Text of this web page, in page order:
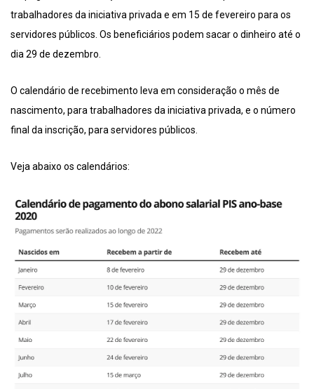
trabalhadores da iniciativa privada e em 15 de fevereiro para os
servidores públicos. Os beneficiários podem sacar o dinheiro até o
dia 29 de dezembro.
O calendário de recebimento leva em consideração o mês de
nascimento, para trabalhadores da iniciativa privada, e o número
final da inscrição, para servidores públicos.
Veja abaixo os calendários: